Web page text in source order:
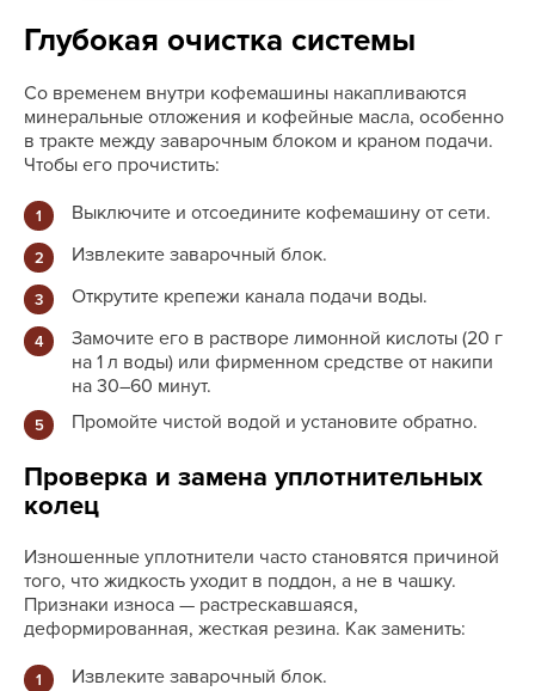
Глубокая очистка системы
Со временем внутри кофемашины накапливаются
минеральные отложения и кофейные масла, особенно
в тракте между заварочным блоком и краном подачи.
Чтобы его прочистить:
Выключите и отсоедините кофемашину от сети.
Извлеките заварочный блок.
Открутите крепежи канала подачи воды.
Замочите его в растворе лимонной кислоты (20 г
на 1 л воды) или фирменном средстве от накипи
на 30–60 минут.
Промойте чистой водой и установите обратно.
Проверка и замена уплотнительных
колец
Изношенные уплотнители часто становятся причиной
того, что жидкость уходит в поддон, а не в чашку.
Признаки износа — растрескавшаяся,
деформированная, жесткая резина. Как заменить:
Извлеките заварочный блок.